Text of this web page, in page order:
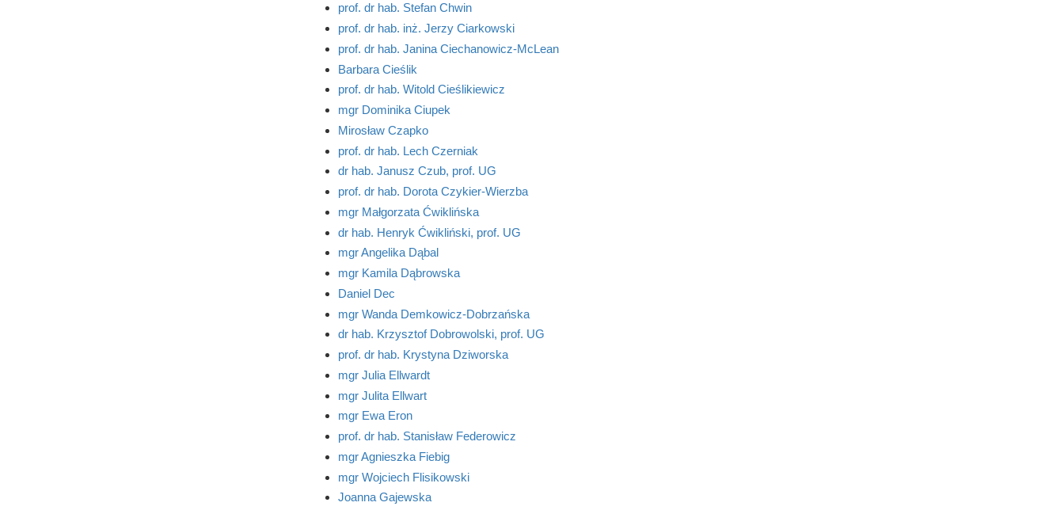
prof. dr hab. Stefan Chwin
prof. dr hab. inż. Jerzy Ciarkowski
prof. dr hab. Janina Ciechanowicz-McLean
Barbara Cieślik
prof. dr hab. Witold Cieślikiewicz
mgr Dominika Ciupek
Mirosław Czapko
prof. dr hab. Lech Czerniak
dr hab. Janusz Czub, prof. UG
prof. dr hab. Dorota Czykier-Wierzba
mgr Małgorzata Ćwiklińska
dr hab. Henryk Ćwikliński, prof. UG
mgr Angelika Dąbal
mgr Kamila Dąbrowska
Daniel Dec
mgr Wanda Demkowicz-Dobrzańska
dr hab. Krzysztof Dobrowolski, prof. UG
prof. dr hab. Krystyna Dziworska
mgr Julia Ellwardt
mgr Julita Ellwart
mgr Ewa Eron
prof. dr hab. Stanisław Federowicz
mgr Agnieszka Fiebig
mgr Wojciech Flisikowski
Joanna Gajewska